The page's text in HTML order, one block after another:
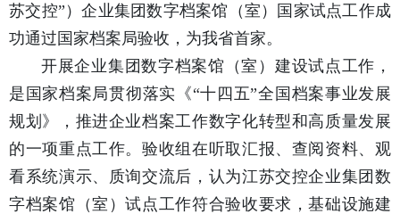
苏交控”）企业集团数字档案馆（室）国家试点工作成
功通过国家档案局验收，为我省首家。
开展企业集团数字档案馆（室）建设试点工作，
是国家档案局贯彻落实《“十四五”全国档案事业发展
规划》，推进企业档案工作数字化转型和高质量发展
的一项重点工作。验收组在听取汇报、查阅资料、观
看系统演示、质询交流后，认为江苏交控企业集团数
字档案馆（室）试点工作符合验收要求，基础设施建